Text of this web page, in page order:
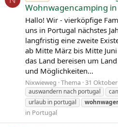
Wohnwagencamping
Hallo! Wir - vierköpfige
uns in Portugal nächstes
langfristig eine zweite
ab Mitte März bis Mitte
das Land bereisen um
und Möglichkeiten...
Nixwieweg Thema 31
auswandern nach portugal
urlaub in portugal
in Portugal